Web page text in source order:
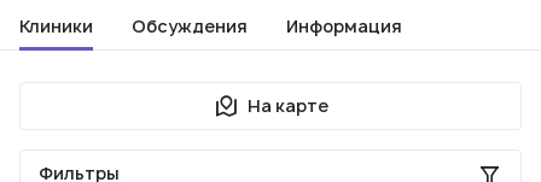
Клиники Обсуждения Информация
На карте
Фильтры